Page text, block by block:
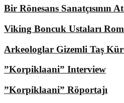
Bir Rönesans Sanatçısının
Viking Boncuk Ustaları
Arkeologlar Gizemli Taş
”Korpiklaani” Interview
”Korpiklaani” Röportajı